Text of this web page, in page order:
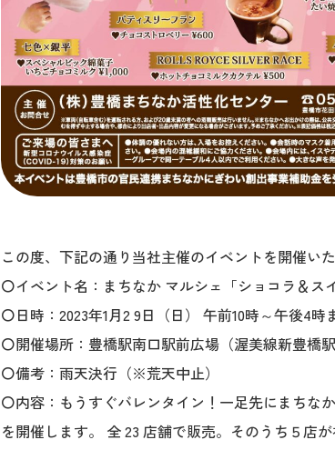
この度、下記の通り当社主催のイベントを開催いた
〇イベント名：まちなか マルシェ「ショコラ＆ス
〇日時：2023年1月2 9日（日） 午前10時～午後4時
〇開催場所：豊橋駅南口駅前広場（渥美線新豊橋駅
〇備考：雨天決行（※荒天中止）
〇内容：もうすぐバレンタイン！一足先にまちな
を開催します。 全 23 店舗で販売。そのうち５店が